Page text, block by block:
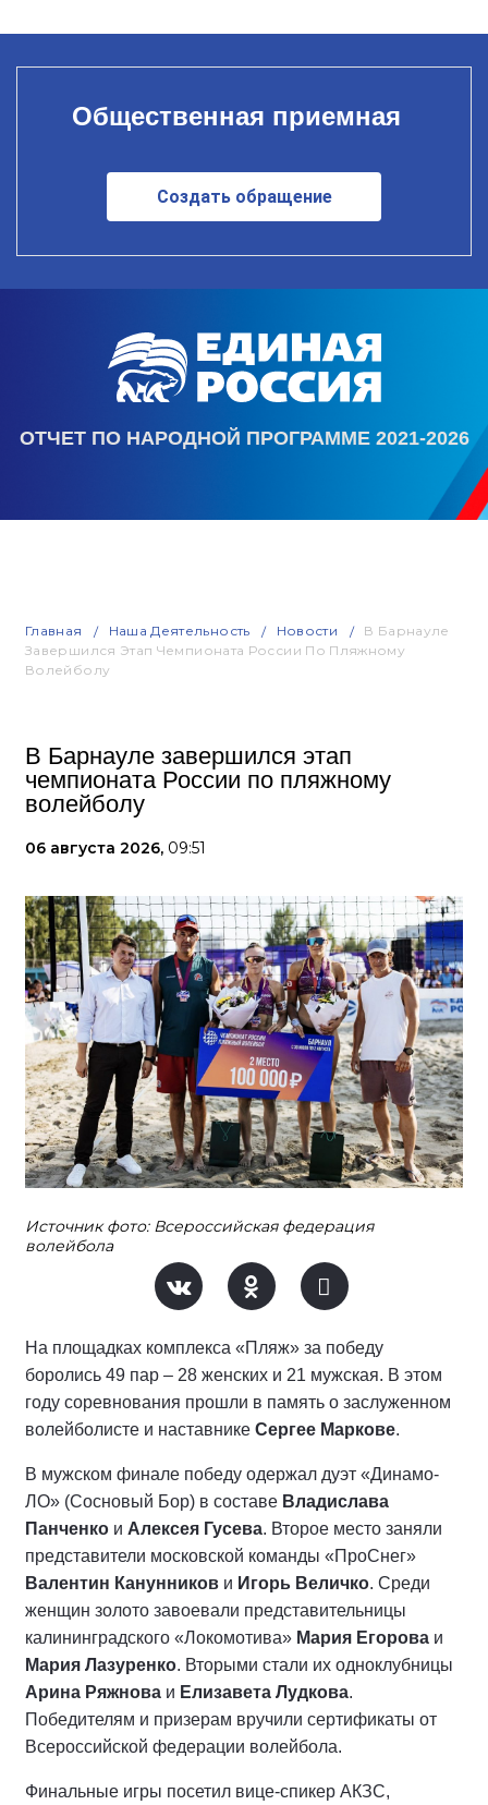
Общественная приемная
Создать обращение
ОТЧЕТ ПО НАРОДНОЙ ПРОГРАММЕ 2021-2026
Главная Наша Деятельность Новости
В Барнауле
Завершился Этап Чемпионата России По Пляжному
Волейболу
В Барнауле завершился этап
чемпионата России по пляжному
волейболу
06 августа 2026, 09:51
Источник фото: Всероссийская федерация
волейбола
На площадках комплекса «Пляж» за победу
боролись 49 пар – 28 женских и 21 мужская. В этом
году соревнования прошли в память о заслуженном
волейболисте и наставнике Сергее Маркове.
В мужском финале победу одержал дуэт «Динамо-
ЛО» (Сосновый Бор) в составе Владислава
Панченко и Алексея Гусева. Второе место заняли
представители московской команды «ПроСнег»
Валентин Канунников и Игорь Величко. Среди
женщин золото завоевали представительницы
калининградского «Локомотива» Мария Егорова и
Мария Лазуренко. Вторыми стали их одноклубницы
Арина Ряжнова и Елизавета Лудкова.
Победителям и призерам вручили сертификаты от
Всероссийской федерации волейбола.
Финальные игры посетил вице-спикер АКЗС,